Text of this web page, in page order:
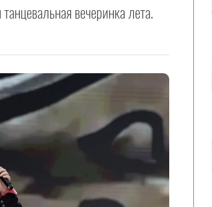
вечеринка лета.